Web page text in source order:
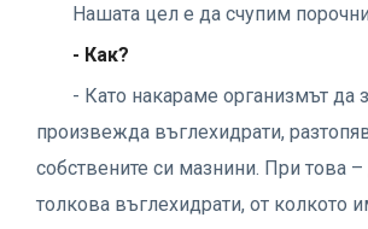
Нашата цел е да счупим
- Как?
- Като накараме организмът да
произвежда въглехидрати,
собствените си мазнини. При това
толкова въглехидрати, от колкото